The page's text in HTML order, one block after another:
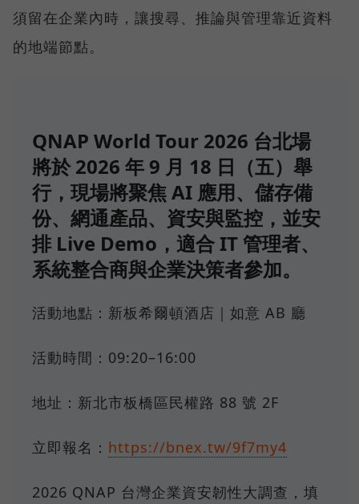
須留在企業內時，讓搜尋、推論與管理靠近資料
的地端節點。
QNAP World Tour 2026 台北場
將於 2026 年 9 月 18 日（五）舉
行，現場將聚焦 AI 應用、儲存備
份、網通產品、資安與監控，並安
排 Live Demo，適合 IT 管理者、
系統整合商與企業決策者參加。
活動地點：新板希爾頓酒店｜如意 AB 廳
活動時間：09:20–16:00
地址：新北市板橋區民權路 88 號 2F
立即報名： https://bnex.tw/9f7my4
2026 QNAP 台灣企業資安韌性大調查，填